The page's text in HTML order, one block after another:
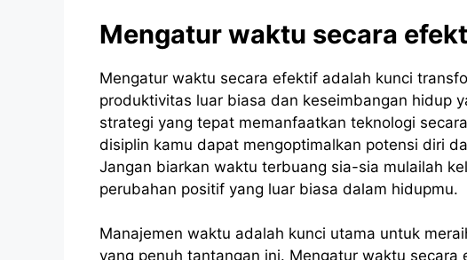
Mengatur waktu secara
Mengatur waktu secara efektif adalah kunci
produktivitas luar biasa dan keseimbangan hidup
strategi yang tepat memanfaatkan teknologi
disiplin kamu dapat mengoptimalkan potensi diri
Jangan biarkan waktu terbuang sia-sia mulailah
perubahan positif yang luar biasa dalam hidupmu.
Manajemen waktu adalah kunci utama untuk
yang penuh tantangan ini. Mengatur waktu